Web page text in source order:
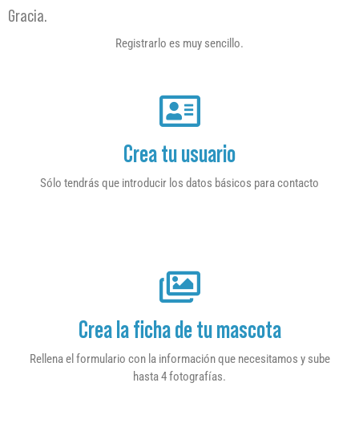
Gracia.
Registrarlo es muy sencillo.
Crea tu usuario
Sólo tendrás que introducir los datos básicos para contacto
Crea la ficha de tu mascota
Rellena el formulario con la información que necesitamos y sube
hasta 4 fotografías.